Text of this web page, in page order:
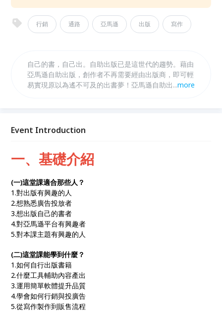
行銷 通路 亞馬遜 出版 寫作
自己的書，自己出。自助出版已是這世代的趨勢。藉由
亞馬遜自助出版，創作者不再需要經由出版商，即可輕
易實現原以為遙不可及的出書夢！亞馬遜自助出版的書
內容。本課程將鉅細靡遺地陳述出版的經驗，讓對自助
...more
Event Introduction
一、基礎介紹
(一)這堂課適合那些人？
1.對出版有興趣的人
2.想熟悉廣告投放者
3.想出版自己的書者
4.對亞馬遜平台有興趣者
5.對本課主題有興趣的人
(二)這堂課能學到什麼？
1.如何自行出版書籍
2.什麼工具輔助內容產出
3.運用簡單軟體提升品質
4.學會如何行銷與投廣告
5.從寫作製作到販售流程